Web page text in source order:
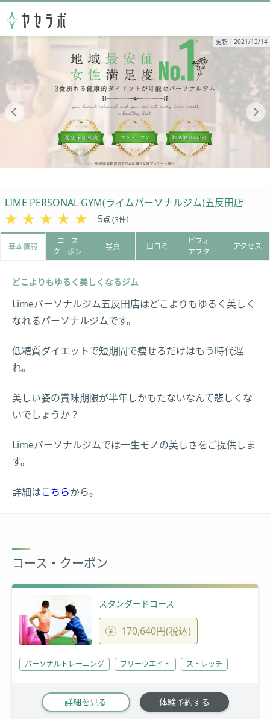
更新：2021/12/14
LIME PERSONAL GYM(ライムパーソナルジム)五反田店
★★★★★
★★★★★ 5点 (3件）
基本情報
コース
クーポン
写真 口コミ
ビフォー
アフター
アクセス
どこよりもゆるく美しくなるジム
Limeパーソナルジム五反田店はどこよりもゆるく美しく
なれるパーソナルジムです。
低糖質ダイエットで短期間で痩せるだけはもう時代遅
れ。
美しい姿の賞味期限が半年しかもたないなんて悲しくな
いでしょうか？
Limeパーソナルジムでは一生モノの美しさをご提供しま
す。
詳細はこちらから。
コース・クーポン
スタンダードコース
170,640円(税込)
パーソナルトレーニング フリーウエイト ストレッチ
詳細を見る 体験予約する